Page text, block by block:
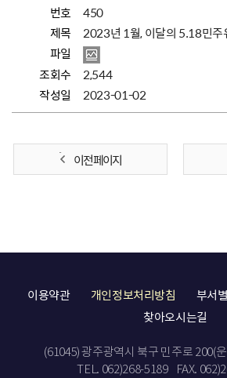
번호
450
제목
2023년 1월, 이달의 5.18민주
파일
조회수
2,544
작성일
2023-01-02
이전 페이지
이용약관 개인정보처리방침 부서
찾아오시는길
(61045) 광주광역시 북구 민주로 200(
TEL. 062)268-5189
FAX.